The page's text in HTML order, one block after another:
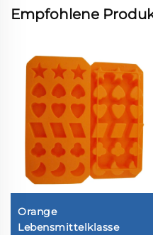
Empfohlene
Orange
Lebensmittelklasse